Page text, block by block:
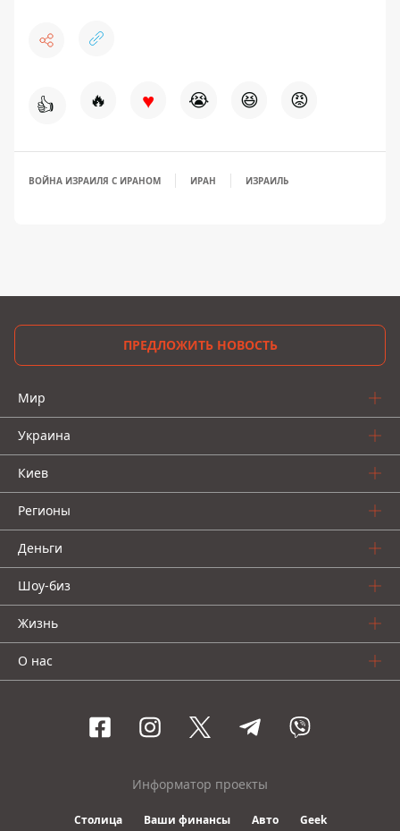
👍 🔥 ♥ 😭 😆 😡
ВОЙНА ИЗРАИЛЯ С ИРАНОМ ИРАН ИЗРАИЛЬ
ПРЕДЛОЖИТЬ НОВОСТЬ
Мир
Украина
Киев
Регионы
Деньги
Шоу-биз
Жизнь
О нас
Информатор проекты
Столица Ваши финансы Авто Geek